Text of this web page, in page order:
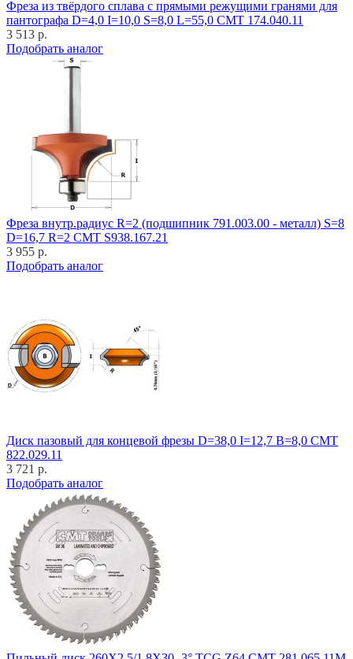
Фреза из твёрдого сплава с прямыми режущими гранями для
пантографа D=4,0 I=10,0 S=8,0 L=55,0 CMT 174.040.11
3 513 р.
Подобрать аналог
Фреза внутр.радиус R=2 (подшипник 791.003.00 - металл) S=8
D=16,7 R=2 CMT S938.167.21
3 955 р.
Подобрать аналог
Диск пазовый для концевой фрезы D=38,0 I=12,7 B=8,0 CMT
822.029.11
3 721 р.
Подобрать аналог